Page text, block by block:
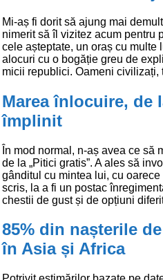
Mi-aș fi dorit să ajung mai
nimerit să îl vizitez acum pentru
cele așteptate, un oraș cu multe
alocuri cu o bogăție greu de
micii republici. Oameni
Marea înlocuire, de
împlinit
În mod normal, n-aș avea ce să
de la „Pitici gratis”. A ales să
gânditul cu mintea lui, cu
scris, la a fi un postac
chestii de gust și de opțiuni
85% din nașterile
în Asia și Africa